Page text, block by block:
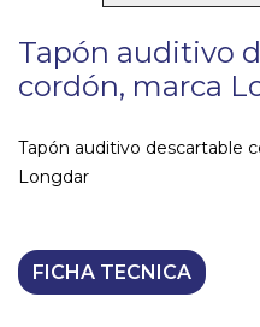
Tapón auditivo
cordón, marca
Tapón auditivo descartable
Longdar
FICHA TECNICA